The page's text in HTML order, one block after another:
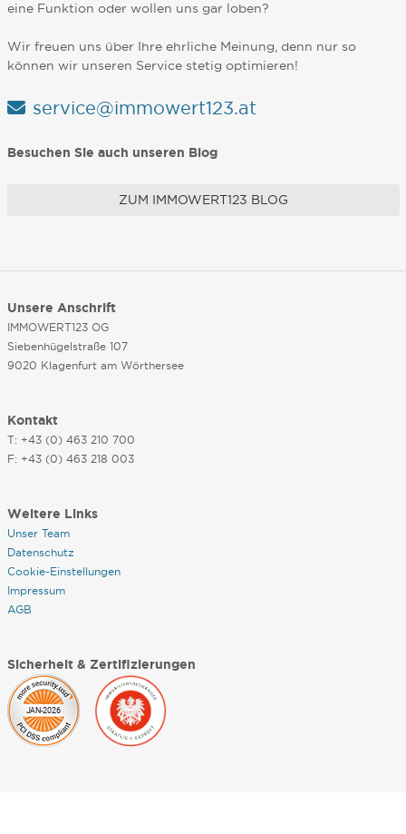
eine Funktion oder wollen uns gar loben?
Wir freuen uns über Ihre ehrliche Meinung, denn nur so
können wir unseren Service stetig optimieren!
service@immowert123.at
Besuchen Sie auch unseren Blog
ZUM IMMOWERT123 BLOG
Unsere Anschrift
IMMOWERT123 OG
Siebenhügelstraße 107
9020 Klagenfurt am Wörthersee
Kontakt
T: +43 (0) 463 210 700
F: +43 (0) 463 218 003
Weitere Links
Unser Team
Datenschutz
Cookie-Einstellungen
Impressum
AGB
Sicherheit & Zertifizierungen